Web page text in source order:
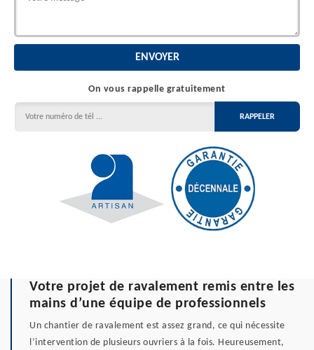
On vous rappelle gratuitement
Votre projet de ravalement remis entre les
mains d’une équipe de professionnels
Un chantier de ravalement est assez grand, ce qui nécessite
l’intervention de plusieurs ouvriers à la fois. Heureusement,